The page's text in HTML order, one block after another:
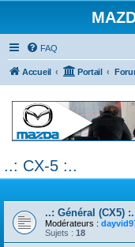
FAQ
Accueil Portail
..: CX-5 :..
..: Général (CX5)
Modérateurs :
Sujets : 18